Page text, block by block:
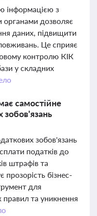
інформацією з
органами дозволяє
даних, підвищити
Це сприяє
контролю КІК
у складних
самостійне
зобов'язань
зобов'язань
податків до
штрафів та
бізнес-
для
та уникнення